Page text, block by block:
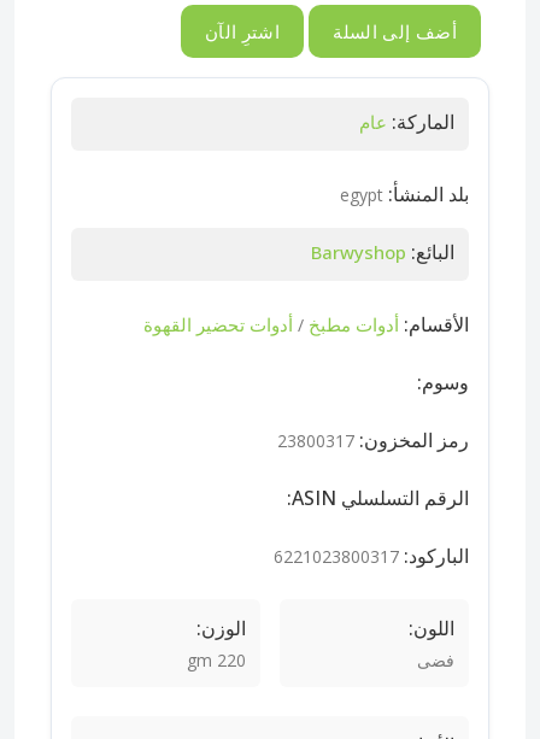
أضف إلى السلة اشترِ الآن
الماركة: عام
بلد المنشأ: egypt
البائع: Barwyshop
الأقسام: أدوات مطبخ / أدوات تحضير القهوة
وسوم:
رمز المخزون: 23800317
الرقم التسلسلي ASIN:
الباركود: 6221023800317
اللون:
فضى
الوزن:
220 gm